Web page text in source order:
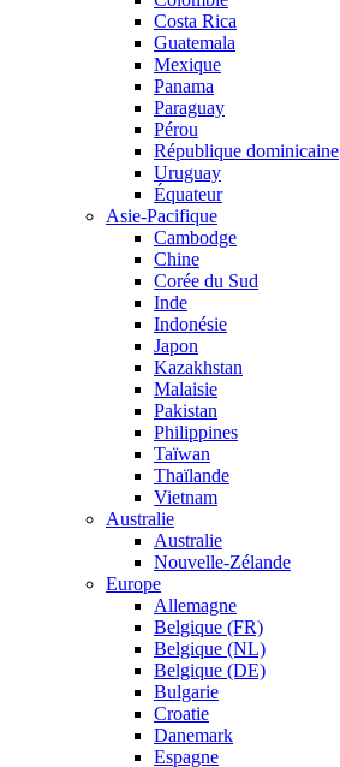
Costa Rica
Guatemala
Mexique
Panama
Paraguay
Pérou
République dominicaine
Uruguay
Équateur
Asie-Pacifique
Cambodge
Chine
Corée du Sud
Inde
Indonésie
Japon
Kazakhstan
Malaisie
Pakistan
Philippines
Taïwan
Thaïlande
Vietnam
Australie
Australie
Nouvelle-Zélande
Europe
Allemagne
Belgique (FR)
Belgique (NL)
Belgique (DE)
Bulgarie
Croatie
Danemark
Espagne